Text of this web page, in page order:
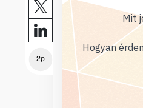
2p
Mit
Hogyan